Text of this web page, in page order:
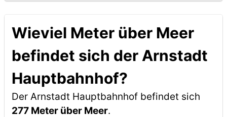
Wieviel Meter über Meer
befindet sich der Arnstadt
Hauptbahnhof?
Der Arnstadt Hauptbahnhof befindet sich
277 Meter über Meer.